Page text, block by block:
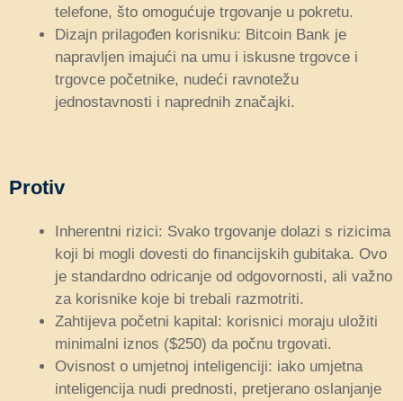
telefone, što omogućuje trgovanje u pokretu.
Dizajn prilagođen korisniku: Bitcoin Bank je
napravljen imajući na umu i iskusne trgovce i
trgovce početnike, nudeći ravnotežu
jednostavnosti i naprednih značajki.
Protiv
Inherentni rizici: Svako trgovanje dolazi s rizicima
koji bi mogli dovesti do financijskih gubitaka. Ovo
je standardno odricanje od odgovornosti, ali važno
za korisnike koje bi trebali razmotriti.
Zahtijeva početni kapital: korisnici moraju uložiti
minimalni iznos ($250) da počnu trgovati.
Ovisnost o umjetnoj inteligenciji: iako umjetna
inteligencija nudi prednosti, pretjerano oslanjanje